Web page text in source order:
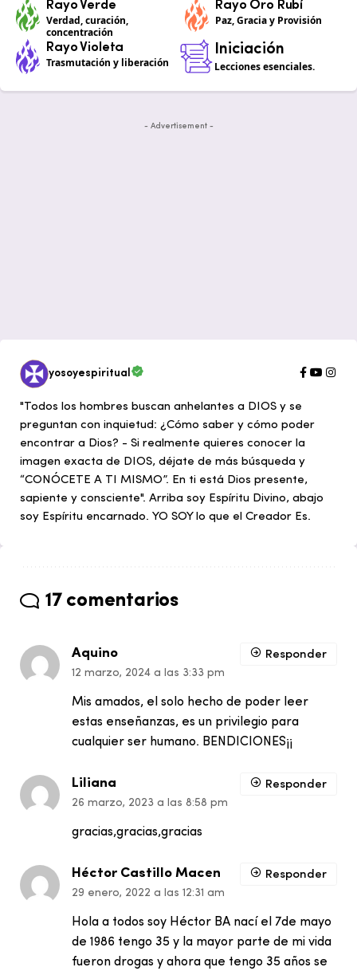
Rayo Verde
Verdad, curación,
concentración
Rayo Oro Rubí
Paz, Gracia y Provisión
Rayo Violeta
Trasmutación y liberación
Iniciación
Lecciones esenciales.
- Advertisement -
yosoyespiritual
"Todos los hombres buscan anhelantes a DIOS y se
preguntan con inquietud: ¿Cómo saber y cómo poder
encontrar a Dios? - Si realmente quieres conocer la
imagen exacta de DIOS, déjate de más búsqueda y
“CONÓCETE A TI MISMO”. En ti está Dios presente,
sapiente y consciente". Arriba soy Espíritu Divino, abajo
soy Espíritu encarnado. YO SOY lo que el Creador Es.
17 comentarios
Aquino
12 marzo, 2024 a las 3:33 pm
Mis amados, el solo hecho de poder leer
estas enseñanzas, es un privilegio para
cualquier ser humano. BENDICIONES¡¡
Responder
Liliana
26 marzo, 2023 a las 8:58 pm
gracias,gracias,gracias
Responder
Héctor Castillo Macen
29 enero, 2022 a las 12:31 am
Hola a todos soy Héctor BA nací el 7de mayo
de 1986 tengo 35 y la mayor parte de mi vida
fueron drogas y ahora que tengo 35 años se
Responder